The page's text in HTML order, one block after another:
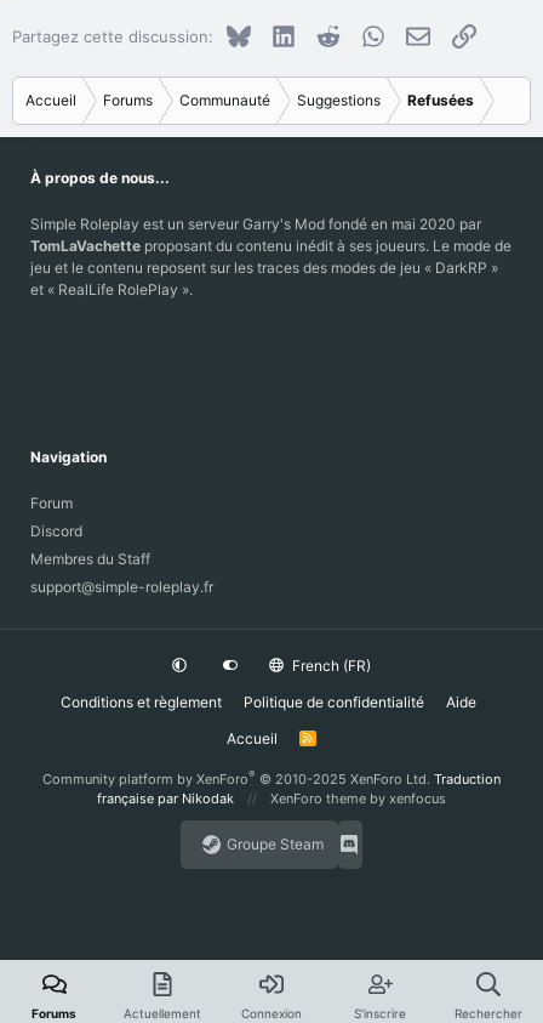
Partagez cette discussion: BlueskyLinkedInRedditWhatsApp
E-mailCopier
Accueil Forums Communauté Suggestions Refusées
À propos de nous...
Simple Roleplay est un serveur Garry's Mod fondé en mai 2020 par
TomLaVachette proposant du contenu inédit à ses joueurs. Le mode de
jeu et le contenu reposent sur les traces des modes de jeu « DarkRP »
et « RealLife RolePlay ».
Navigation
Forum
Discord
Membres du Staff
support@simple-roleplay.fr
French (FR)
Conditions et règlement
Politique de confidentialité
Aide
Accueil
R
Community platform by XenForo® © 2010-2025 XenForo Ltd. Traduction
française par Nikodak
XenForo theme by xenfocus
Groupe Steam
Forums Actuellement Connexion S'inscrire Rechercher